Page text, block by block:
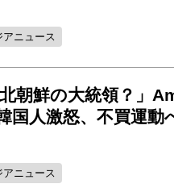
アニュース
北朝鮮の大統領？」
国人激怒、不買運動
アニュース